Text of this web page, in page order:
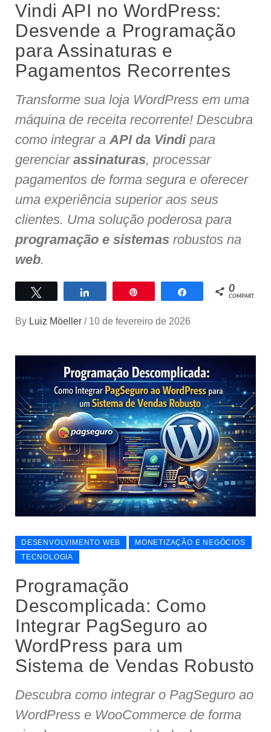
Vindi API no WordPress:
Desvende a Programação
para Assinaturas e
Pagamentos Recorrentes
Transforme sua loja WordPress em uma
máquina de receita recorrente! Descubra
como integrar aAPI da Vindipara
gerenciar assinaturas, processar
pagamentos de forma segura e oferecer
uma experiência superior aos seus
clientes. Uma solução poderosa para
programação e sistemas robustos na
web.
Compartilhar Compartilhar
0
COMPART.
By Luiz Möeller / 10 de fevereiro de 2026
DESENVOLVIMENTO WEB
MONETIZAÇÃO E NEGÓCIOS
TECNOLOGIA
Programação
Descomplicada: Como
Integrar PagSeguro ao
WordPress para um
Sistema de Vendas Robusto
Descubra como integrar o PagSeguro ao
WordPress e WooCommerce de forma